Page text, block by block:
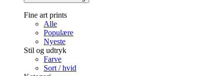
Fine art prints
Alle
Populære
Nyeste
Stil og udtryk
Farve
Sort / hvid